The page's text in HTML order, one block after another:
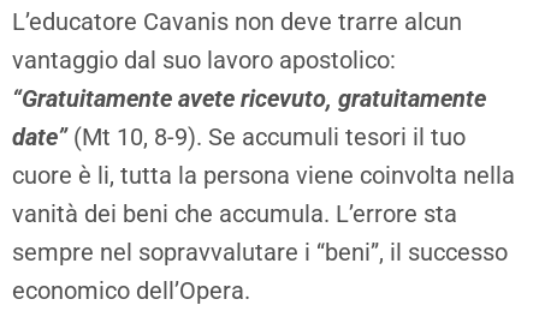
L’educatore Cavanis non deve trarre alcun
vantaggio dal suo lavoro apostolico:
“Gratuitamente avete ricevuto, gratuitamente
date” (Mt 10, 8-9). Se accumuli tesori il tuo
cuore è li, tutta la persona viene coinvolta nella
vanità dei beni che accumula. L’errore sta
sempre nel sopravvalutare i “beni”, il successo
economico dell’Opera.